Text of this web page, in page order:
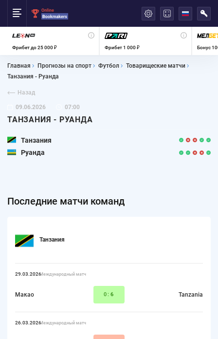
Фрибет до 25 000 ₽ Фрибет 1 000 ₽ Бонус
Главная Прогнозы на спорт Футбол
Товарищеские матчи
Танзания - Руанда
Назад
09.06.2026 07:00
ТАНЗАНИЯ - РУАНДА
Танзания
Руанда
Последние матчи команд
Танзания
29.03.2026Международный матч
Макао 0: 6 Tanzania
26.03.2026Международный матч